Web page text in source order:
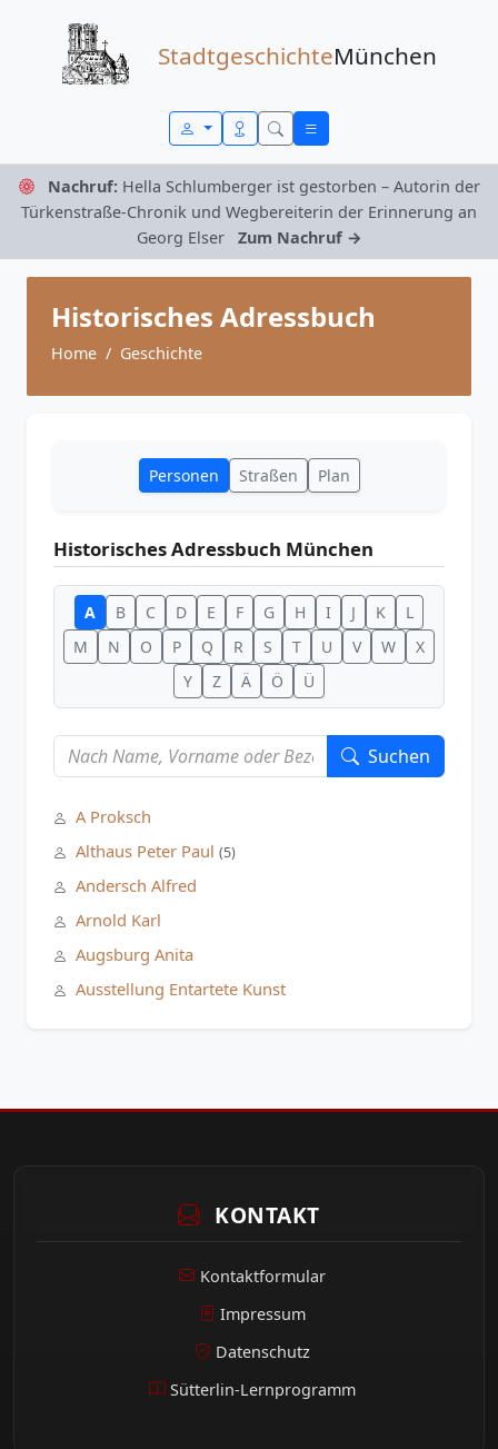
StadtgeschichteMünchen
Nachruf: Hella Schlumberger ist gestorben – Autorin der
Türkenstraße-Chronik und Wegbereiterin der Erinnerung an
Georg Elser
Zum Nachruf →
Historisches Adressbuch
Home Geschichte
Personen Straßen Plan
Historisches Adressbuch München
A B C D E F G H I J K
L
M
N O P Q R S T U V W
X
Y
Z Ä Ö Ü
Suchen
A Proksch
Althaus Peter Paul (5)
Andersch Alfred
Arnold Karl
Augsburg Anita
Ausstellung Entartete Kunst
KONTAKT
Kontaktformular
Impressum
Datenschutz
Sütterlin-Lernprogramm